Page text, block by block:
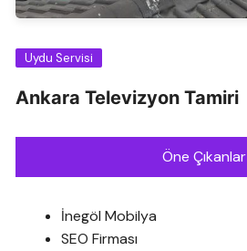
Uydu Servisi
Ankara Televizyon Tamiri
Öne Çıkanlar
İnegöl Mobilya
SEO Firması